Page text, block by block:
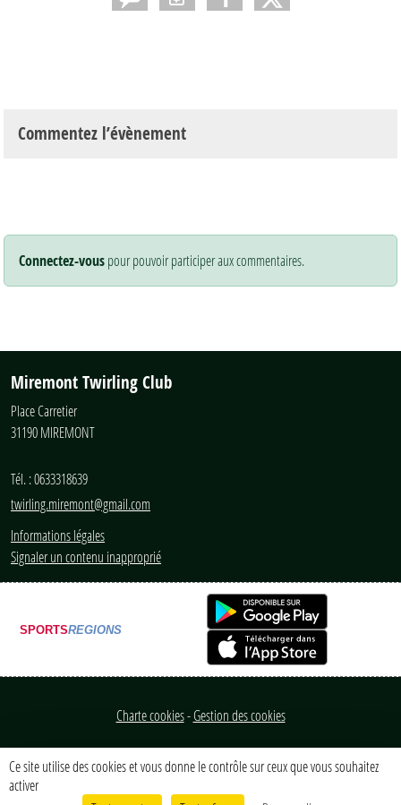
Commentez l’évènement
Connectez-vouspour pouvoir participer aux commentaires.
Miremont Twirling Club
Place Carretier
31190MIREMONT
Tél. :0633318639
twirling.miremont@gmail.com
Informations légales
Signaler un contenu inapproprié
SPORTSREGIONS
Charte cookies Gestion des cookies
Ce site utilise des cookies et vous donne le contrôle sur ceux que vous souhaitez
activer